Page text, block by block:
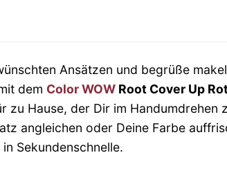
Ansätzen und begrüße
dem Color WOW Root Cover Up
zu Hause, der Dir im
angleichen oder Deine Farbe
Sekundenschnelle.